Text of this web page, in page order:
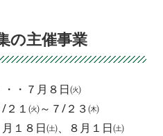
の主催事業
・・７月８日㈫
２１㈫～７/２３㈭
月１８日㈯、８月１日㈯